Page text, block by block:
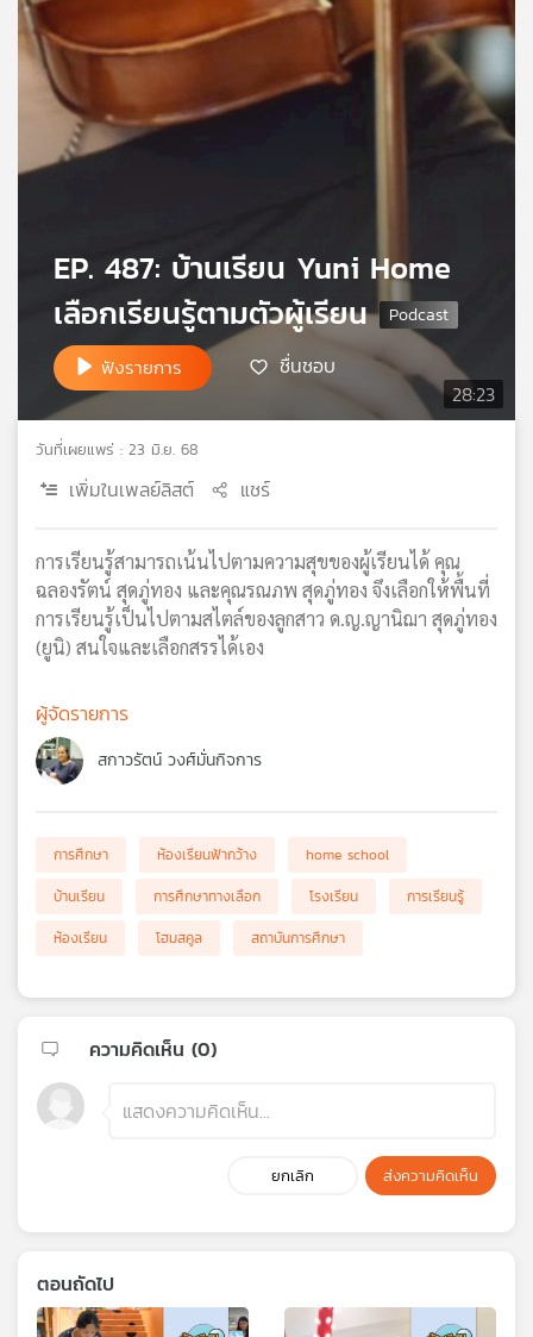
ข่าว
และ
กิจกรรม
เกี่ยว
กับ
บี
เอส
วิทยุ
เครือ
ข่าย
28:23
EP. 487: บ้านเรียน Yuni Home
เลือกเรียนรู้ตามตัวผู้เรียน
ฟังรายการ ชื่นชอบ
วันที่เผยแพร่ : 23 มิ.ย. 68
เพิ่มในเพลย์ลิสต์ แชร์
การเรียนรู้สามารถเน้นไปตามความสุขของผู้เรียนได้ คุณ
ฉลองรัตน์ สุดภู่ทอง และคุณรณภพ สุดภู่ทอง จึงเลือกให้พื้นที่
การเรียนรู้เป็นไปตามสไตล์ของลูกสาว ด.ญ.ญานิฌา สุดภู่ทอง
(ยูนิ) สนใจและเลือกสรรได้เอง
ผู้จัดรายการ
สกาวรัตน์ วงศ์มั่นกิจการ
การศึกษา ห้องเรียนฟ้ากว้าง
home school
บ้านเรียน
การศึกษาทางเลือก โรงเรียน
การเรียนรู้
ห้องเรียน
โฮมสคูล สถาบันการศึกษา
ความคิดเห็น (0)
ยกเลิก ส่งความคิดเห็น
ตอนถัดไป